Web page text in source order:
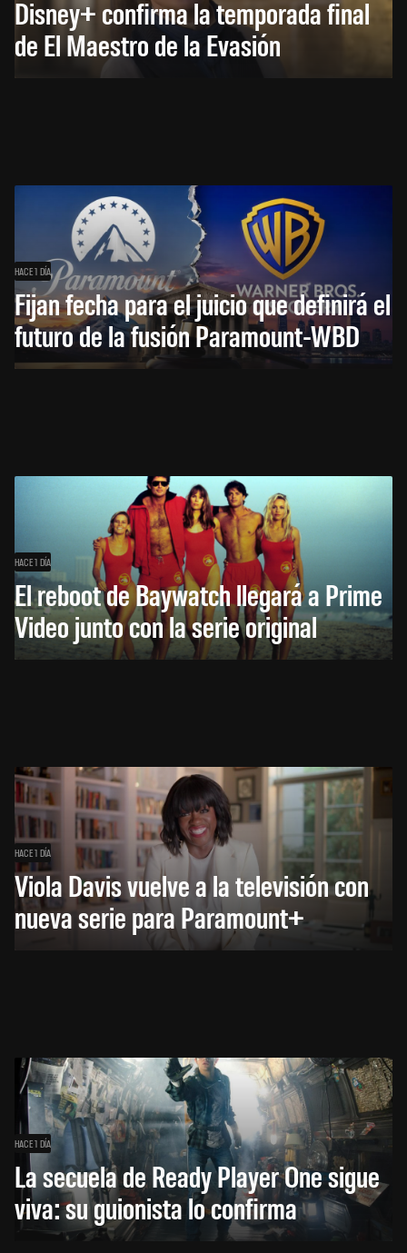
Disney+ confirma la temporada final
de El Maestro de la Evasión
HACE 1 DÍA
Fijan fecha para el juicio que definirá el
futuro de la fusión Paramount-WBD
HACE 1 DÍA
El reboot de Baywatch llegará a Prime
Video junto con la serie original
HACE 1 DÍA
Viola Davis vuelve a la televisión con
nueva serie para Paramount+
HACE 1 DÍA
La secuela de Ready Player One sigue
viva: su guionista lo confirma